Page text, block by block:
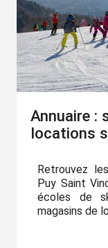
Annuaire :
locations
Retrouvez
Puy Saint
écoles de
magasins de